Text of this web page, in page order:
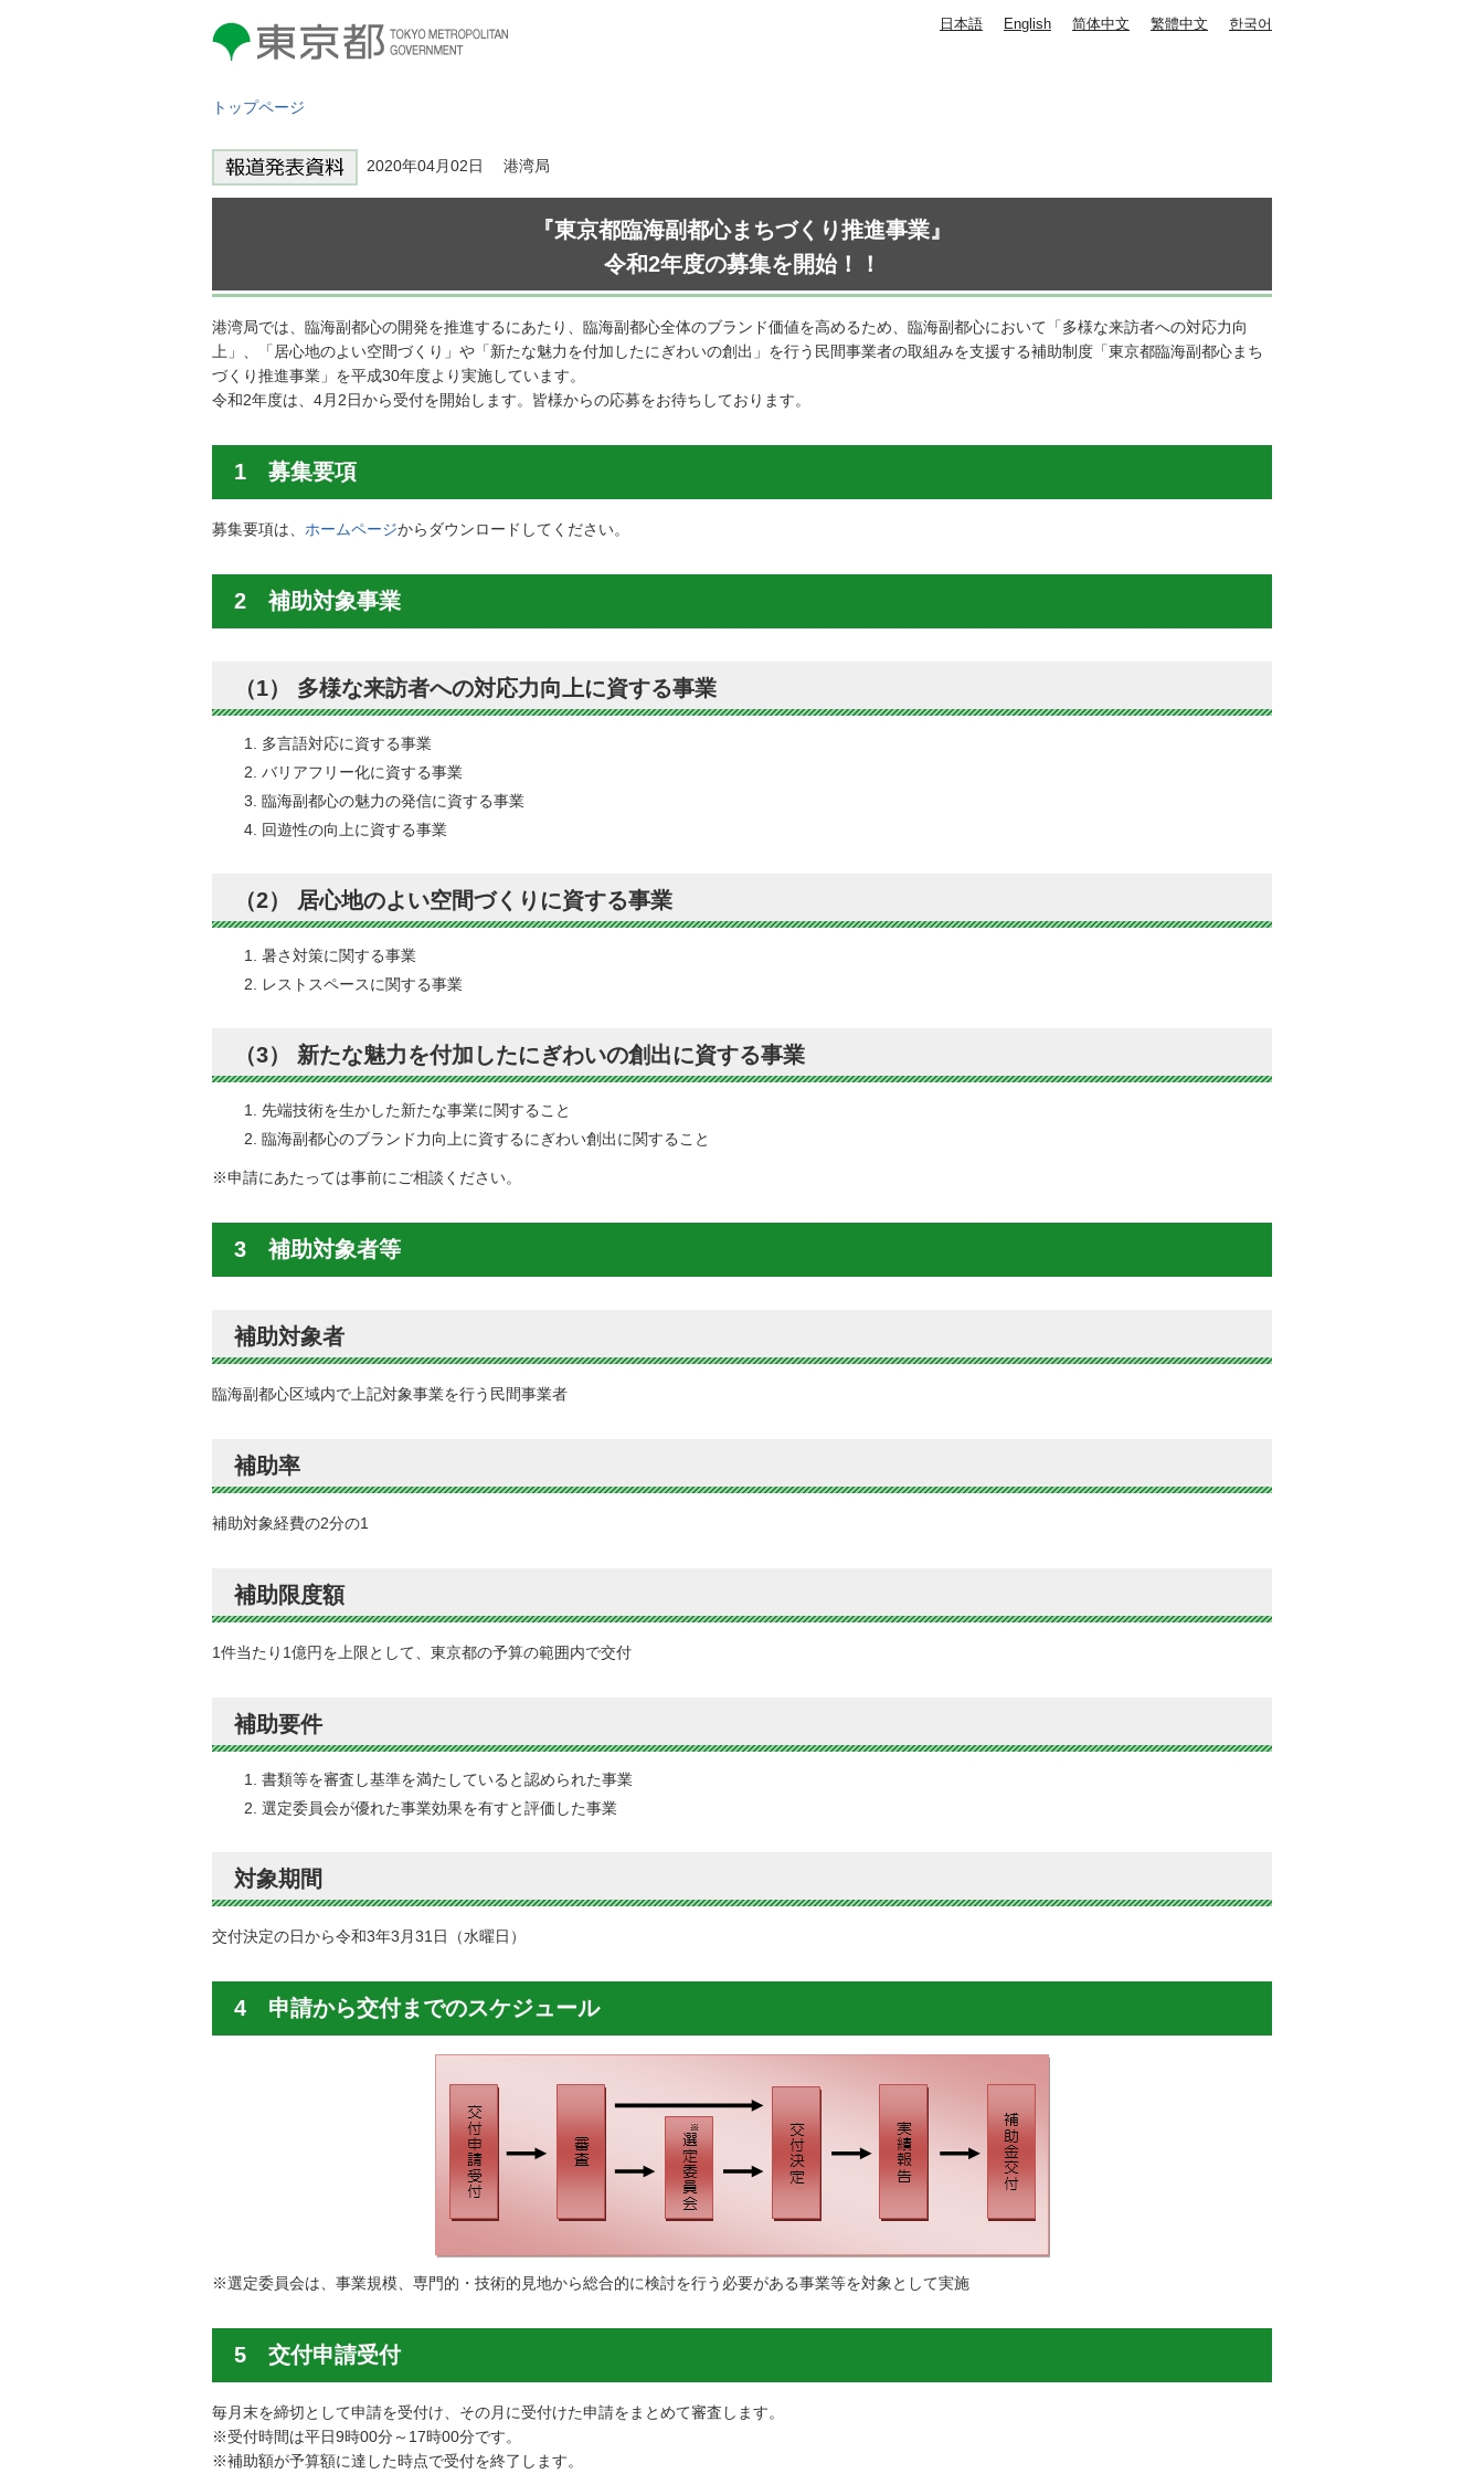
東京都 TOKYO METROPOLITAN
GOVERNMENT
日本語 English 简体中文 繁體中文 한국어
トップページ
2020年04月02日 港湾局
『東京都臨海副都心まちづくり推進事業』
令和2年度の募集を開始！！
港湾局では、臨海副都心の開発を推進するにあたり、臨海副都心全体のブランド価値を高めるため、臨海副都心において「多様な来訪者への対応力向
上」、「居心地のよい空間づくり」や「新たな魅力を付加したにぎわいの創出」を行う民間事業者の取組みを支援する補助制度「東京都臨海副都心まち
づくり推進事業」を平成30年度より実施しています。
令和2年度は、4月2日から受付を開始します。皆様からの応募をお待ちしております。
1 募集要項
募集要項は、 ホームページからダウンロードしてください。
2 補助対象事業
（1） 多様な来訪者への対応力向上に資する事業
多言語対応に資する事業
バリアフリー化に資する事業
臨海副都心の魅力の発信に資する事業
回遊性の向上に資する事業
（2） 居心地のよい空間づくりに資する事業
暑さ対策に関する事業
レストスペースに関する事業
（3） 新たな魅力を付加したにぎわいの創出に資する事業
先端技術を生かした新たな事業に関すること
臨海副都心のブランド力向上に資するにぎわい創出に関すること
※申請にあたっては事前にご相談ください。
3 補助対象者等
補助対象者
臨海副都心区域内で上記対象事業を行う民間事業者
補助率
補助対象経費の2分の1
補助限度額
1件当たり1億円を上限として、東京都の予算の範囲内で交付
補助要件
書類等を審査し基準を満たしていると認められた事業
選定委員会が優れた事業効果を有すと評価した事業
対象期間
交付決定の日から令和3年3月31日（水曜日）
4 申請から交付までのスケジュール
※選定委員会は、事業規模、専門的・技術的見地から総合的に検討を行う必要がある事業等を対象として実施
5 交付申請受付
毎月末を締切として申請を受付け、その月に受付けた申請をまとめて審査します。
※受付時間は平日9時00分～17時00分です。
※補助額が予算額に達した時点で受付を終了します。